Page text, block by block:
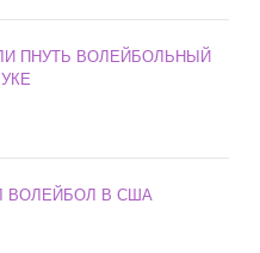
ПНУТЬ ВОЛЕЙБОЛЬНЫЙ
ВОЛЕЙБОЛ В США